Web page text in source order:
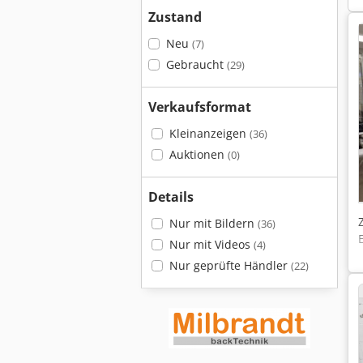
Zustand
Neu (7)
Gebraucht (29)
Verkaufsformat
Kleinanzeigen (36)
Auktionen (0)
Details
Nur mit Bildern (36)
Nur mit Videos (4)
Nur geprüfte Händler (22)